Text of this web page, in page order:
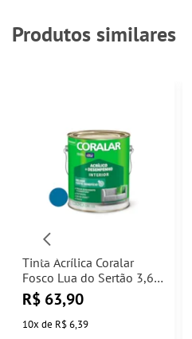
Produtos similares
Tinta Acrílica Coralar
Fosco Lua do Sertão 3,6L
Coral
R$ 63,90
10x de R$ 6,39